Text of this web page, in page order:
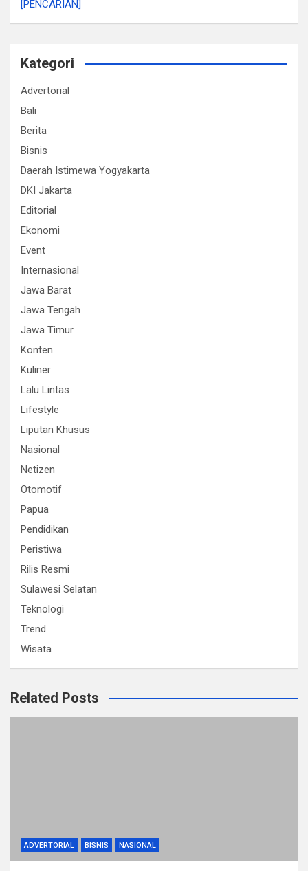
[PENCARIAN]
Kategori
Advertorial
Bali
Berita
Bisnis
Daerah Istimewa Yogyakarta
DKI Jakarta
Editorial
Ekonomi
Event
Internasional
Jawa Barat
Jawa Tengah
Jawa Timur
Konten
Kuliner
Lalu Lintas
Lifestyle
Liputan Khusus
Nasional
Netizen
Otomotif
Papua
Pendidikan
Peristiwa
Rilis Resmi
Sulawesi Selatan
Teknologi
Trend
Wisata
Related Posts
ADVERTORIAL BISNIS NASIONAL